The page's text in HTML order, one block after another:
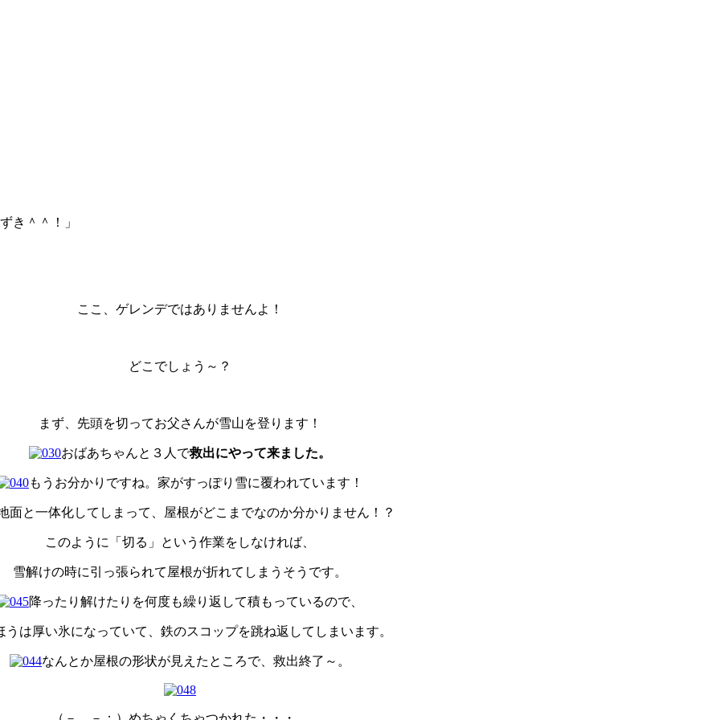
き＾＾！」
ここ、ゲレンデではありませんよ！
どこでしょう～？
まず、先頭を切ってお父さんが雪山を登ります！
おばあちゃんと３人で救出にやって来ました。
もうお分かりですね。家がすっぽり雪に覆われています！
面と一体化してしまって、屋根がどこまでなのか分かりません！？
このように「切る」という作業をしなければ、
雪解けの時に引っ張られて屋根が折れてしまうそうです。
降ったり解けたりを何度も繰り返して積もっているので、
うは厚い氷になっていて、鉄のスコップを跳ね返してしまいます。
なんとか屋根の形状が見えたところで、救出終了～。